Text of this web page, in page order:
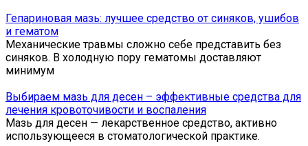
Гепариновая мазь: лучшее средство от синяков, ушибов
и гематом
Механические травмы сложно себе представить без
синяков. В холодную пору гематомы доставляют
минимум
Выбираем мазь для десен – эффективные средства для
лечения кровоточивости и воспаления
Мазь для десен — лекарственное средство, активно
использующееся в стоматологической практике.